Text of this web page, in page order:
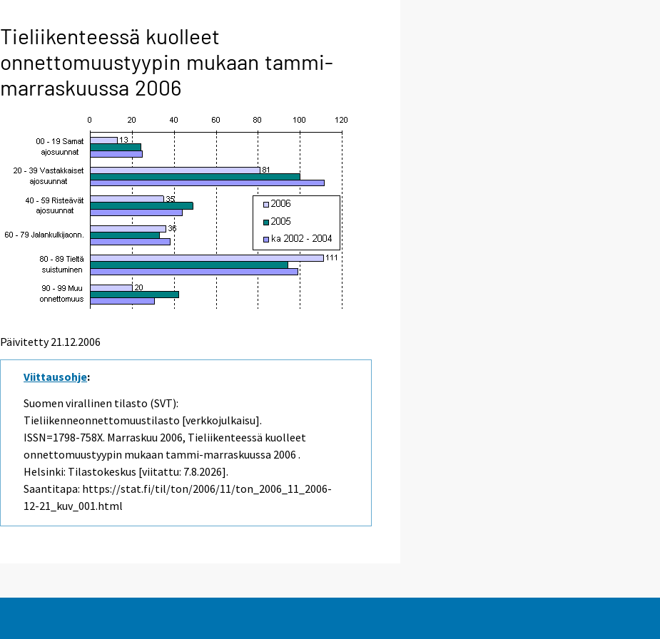
Tieliikenteessä kuolleet
onnettomuustyypin mukaan tammi-
marraskuussa 2006
Päivitetty21.12.2006
Viittausohje:
Suomen virallinen tilasto (SVT):
Tieliikenneonnettomuustilasto [verkkojulkaisu].
ISSN=1798-758X. Marraskuu 2006, Tieliikenteessä kuolleet
onnettomuustyypin mukaan tammi-marraskuussa 2006 .
Helsinki: Tilastokeskus [viitattu: 7.8.2026].
Saantitapa: https://stat.fi/til/ton/2006/11/ton_2006_11_2006-
12-21_kuv_001.html